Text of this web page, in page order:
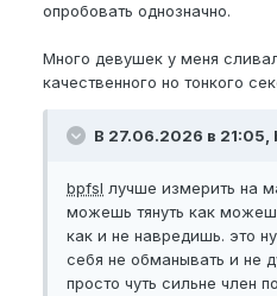
опробовать однозначно.
Много девушек у меня
качественного но тонкого
В 27.06.2026 в 21:05,
bpfsl лучше измерить на
можешь тянуть как
как и не навредишь. это
себя не обманывать и не
просто чуть сильне член